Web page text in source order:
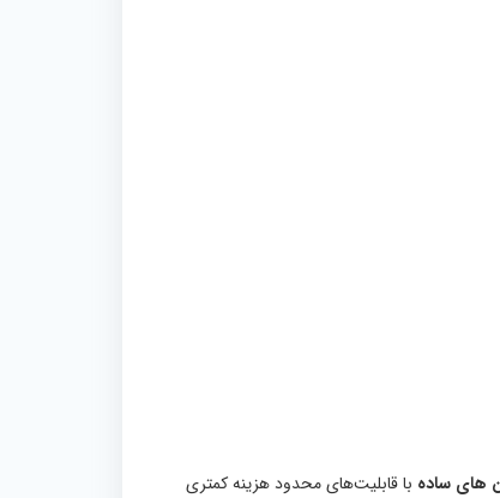
های ساده با قابلیت‌های محدود هزینه کمتری